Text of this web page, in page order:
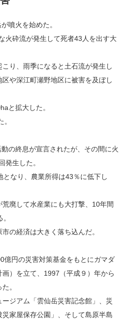
噴火を始めた。
火砕流が発生して死者43人を出す大
り、雨季になると土石流が発生し
や深江町瀬野地区に被害を及ぼし
と拡大した。
の終息が宣言されたが、その間に火
発生した。
なり、農業所得は43％に低下し
廃して水産業にも大打撃、10年間
の経済は大きく落ち込んだ。
億円の災害対策基金をもとにガマダ
）を立て、1997（平成９）年から
。
ジアム「雲仙岳災害記念館」、災
家屋保存公園」、そして島原半島